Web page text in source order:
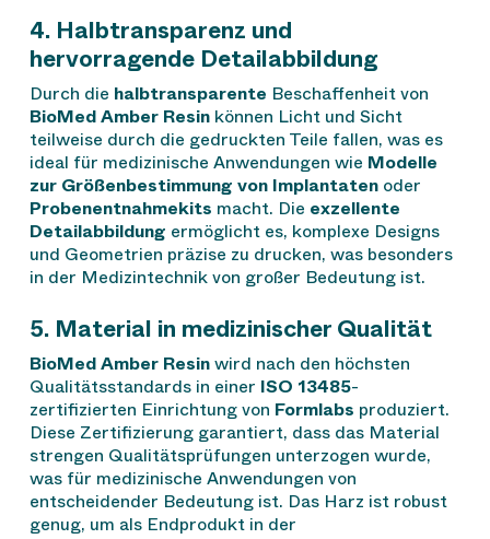
4. Halbtransparenz und
hervorragende Detailabbildung
Durch die halbtransparente Beschaffenheit von
BioMed Amber Resinkönnen Licht und Sicht
teilweise durch die gedruckten Teile fallen, was es
ideal für medizinische Anwendungen wie Modelle
zur Größenbestimmung von Implantatenoder
Probenentnahmekits macht. Die exzellente
Detailabbildung ermöglicht es, komplexe Designs
und Geometrien präzise zu drucken, was besonders
in der Medizintechnik von großer Bedeutung ist.
5. Material in medizinischer Qualität
BioMed Amber Resinwird nach den höchsten
Qualitätsstandards in einer ISO 13485-
zertifizierten Einrichtung von Formlabs produziert.
Diese Zertifizierung garantiert, dass das Material
strengen Qualitätsprüfungen unterzogen wurde,
was für medizinische Anwendungen von
entscheidender Bedeutung ist. Das Harz ist robust
genug, um als Endprodukt in der